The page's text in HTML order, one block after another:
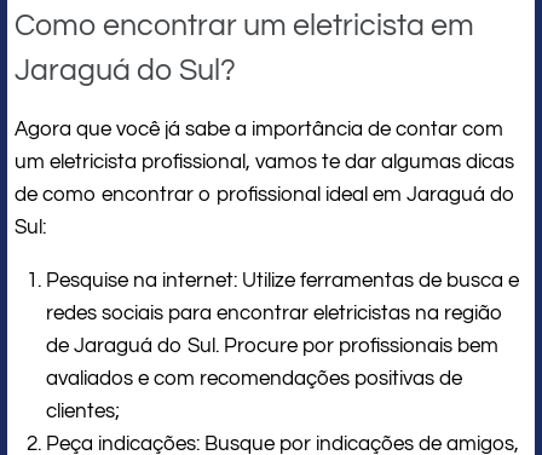
Como encontrar um eletricista em
Jaraguá do Sul?
Agora que você já sabe a importância de contar com
um eletricista profissional, vamos te dar algumas dicas
de como encontrar o profissional ideal em Jaraguá do
Sul:
Pesquise na internet: Utilize ferramentas de busca e
redes sociais para encontrar eletricistas na região
de Jaraguá do Sul. Procure por profissionais bem
avaliados e com recomendações positivas de
clientes;
Peça indicações: Busque por indicações de amigos,